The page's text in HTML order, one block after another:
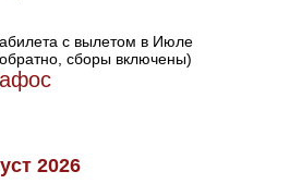
с вылетом в Июле
сборы включены)
2026